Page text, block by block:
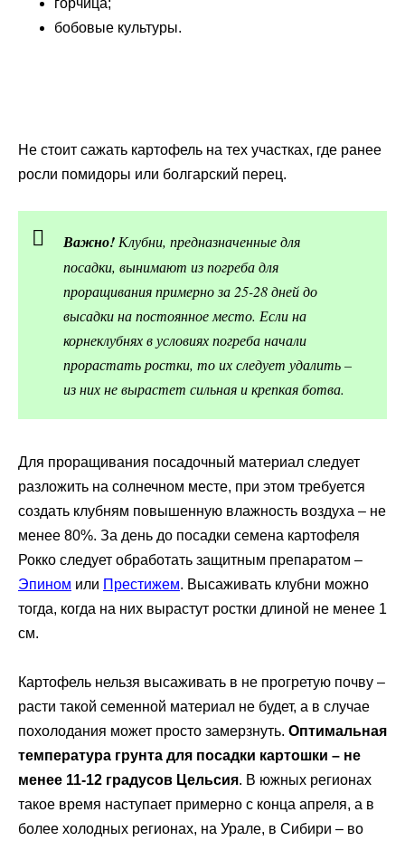
горчица;
бобовые культуры.
Не стоит сажать картофель на тех участках, где ранее
росли помидоры или болгарский перец.
Важно! Клубни, предназначенные для
посадки, вынимают из погреба для
проращивания примерно за 25-28 дней до
высадки на постоянное место. Если на
корнеклубнях в условиях погреба начали
прорастать ростки, то их следует удалить –
из них не вырастет сильная и крепкая ботва.
Для проращивания посадочный материал следует
разложить на солнечном месте, при этом требуется
создать клубням повышенную влажность воздуха – не
менее 80%. За день до посадки семена картофеля
Рокко следует обработать защитным препаратом –
Эпином или Престижем. Высаживать клубни можно
тогда, когда на них вырастут ростки длиной не менее 1
см.
Картофель нельзя высаживать в не прогретую почву –
расти такой семенной материал не будет, а в случае
похолодания может просто замерзнуть. Оптимальная
температура грунта для посадки картошки – не
менее 11-12 градусов Цельсия. В южных регионах
такое время наступает примерно с конца апреля, а в
более холодных регионах, на Урале, в Сибири – во